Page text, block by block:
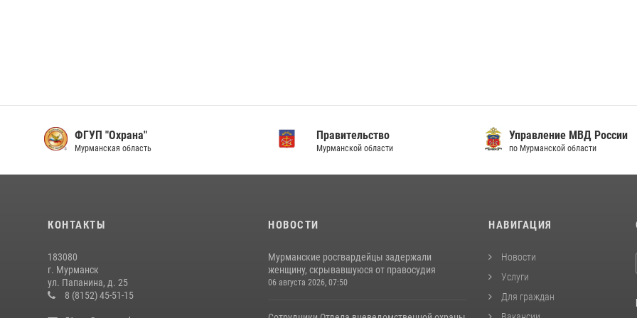
ФГУП "Охрана"
Мурманская область
Правительство
Мурманской области
Управление МВД России
по Мурманской области
КОНТАКТЫ
183080
г. Мурманск
ул. Папанина, д. 25
8 (8152) 45-51-15
НОВОСТИ
Мурманские росгвардейцы задержали
женщину, скрывавшуюся от правосудия
06 августа 2026, 07:50
НАВИГАЦИЯ
Новости
Услуги
Для граждан